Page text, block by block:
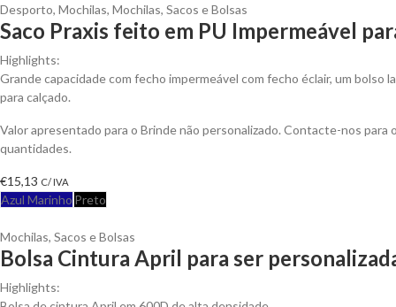
Desporto, Mochilas, Mochilas, Sacos e Bolsas
Saco Praxis feito em PU Impermeável
Highlights:
Grande capacidade com fecho impermeável com fecho éclair, um
para calçado.
Valor apresentado para o Brinde não personalizado. Contacte-nos
quantidades.
€15,13 C/ IVA
Azul Marinho Preto
Mochilas, Sacos e Bolsas
Bolsa Cintura April para ser
Highlights: